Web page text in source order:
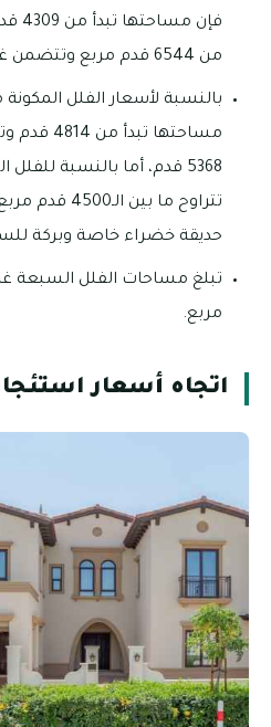
فإن
من 6544 قدم مربع وتتضمن غرف ماستر كبير.
بالنسبة لأسعار الفلل
مساحتها
5368 قدم، أما بالنسبة
حديقة خضراء خاصة وبركة
مربع.
اتجاه أسعار